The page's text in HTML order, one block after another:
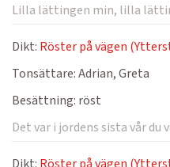
Lilla lättingen min, lilla
Dikt: Röster på vägen
Tonsättare:Adrian, Greta
Besättning: röst
Det var i jordens sista vår du